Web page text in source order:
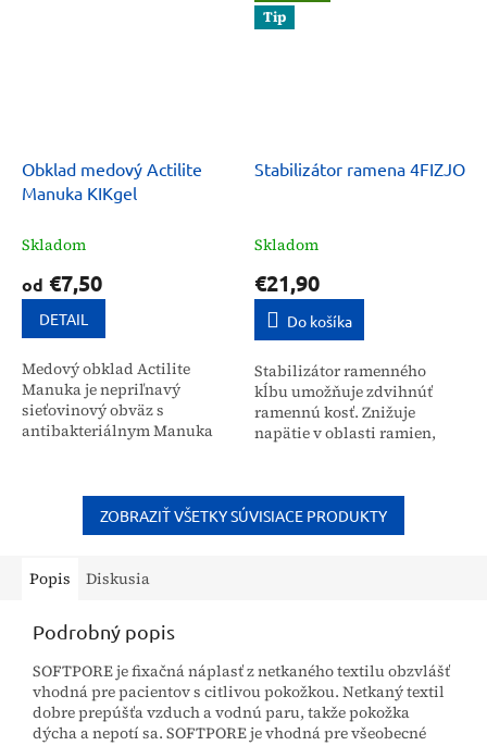
Obklad medový Actilite
Manuka KIKgel
Skladom
od €7,50
DETAIL
Medový obklad Actilite
Manuka je nepriľnavý
sieťovinový obväz s
antibakteriálnym Manuka
hlbších rán, chráni ich pred
infekciou a...
Tip
Stabilizátor ramena 4FIZJO
Skladom
€21,90
Do košíka
Stabilizátor ramenného
kĺbu umožňuje zdvihnúť
ramennú kosť. Znižuje
napätie v oblasti ramien,
túto časť tela. Ramenný...
ZOBRAZIŤ VŠETKY SÚVISIACE PRODUKTY
Popis Diskusia
Podrobný popis
SOFTPORE je fixačná náplasť z netkaného textilu obzvlášť
vhodná pre pacientov s citlivou pokožkou. Netkaný textil
dobre prepúšťa vzduch a vodnú paru, takže pokožka
dýcha a nepotí sa. SOFTPORE je vhodná pre všeobecné